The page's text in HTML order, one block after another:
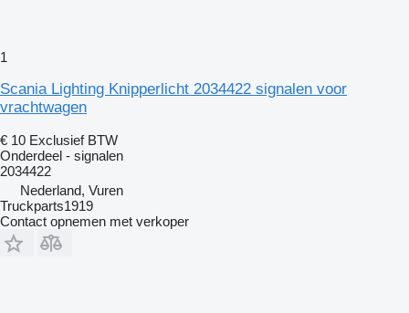
1
Scania Lighting Knipperlicht 2034422 signalen voor
vrachtwagen
€ 10 Exclusief BTW
Onderdeel - signalen
2034422
Nederland, Vuren
Truckparts1919
Contact opnemen met verkoper